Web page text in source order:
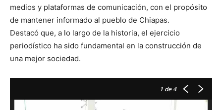
medios y plataformas de comunicación, con el propósito
de mantener informado al pueblo de Chiapas.
Destacó que, a lo largo de la historia, el ejercicio
periodístico ha sido fundamental en la construcción de
una mejor sociedad.
1 de 4